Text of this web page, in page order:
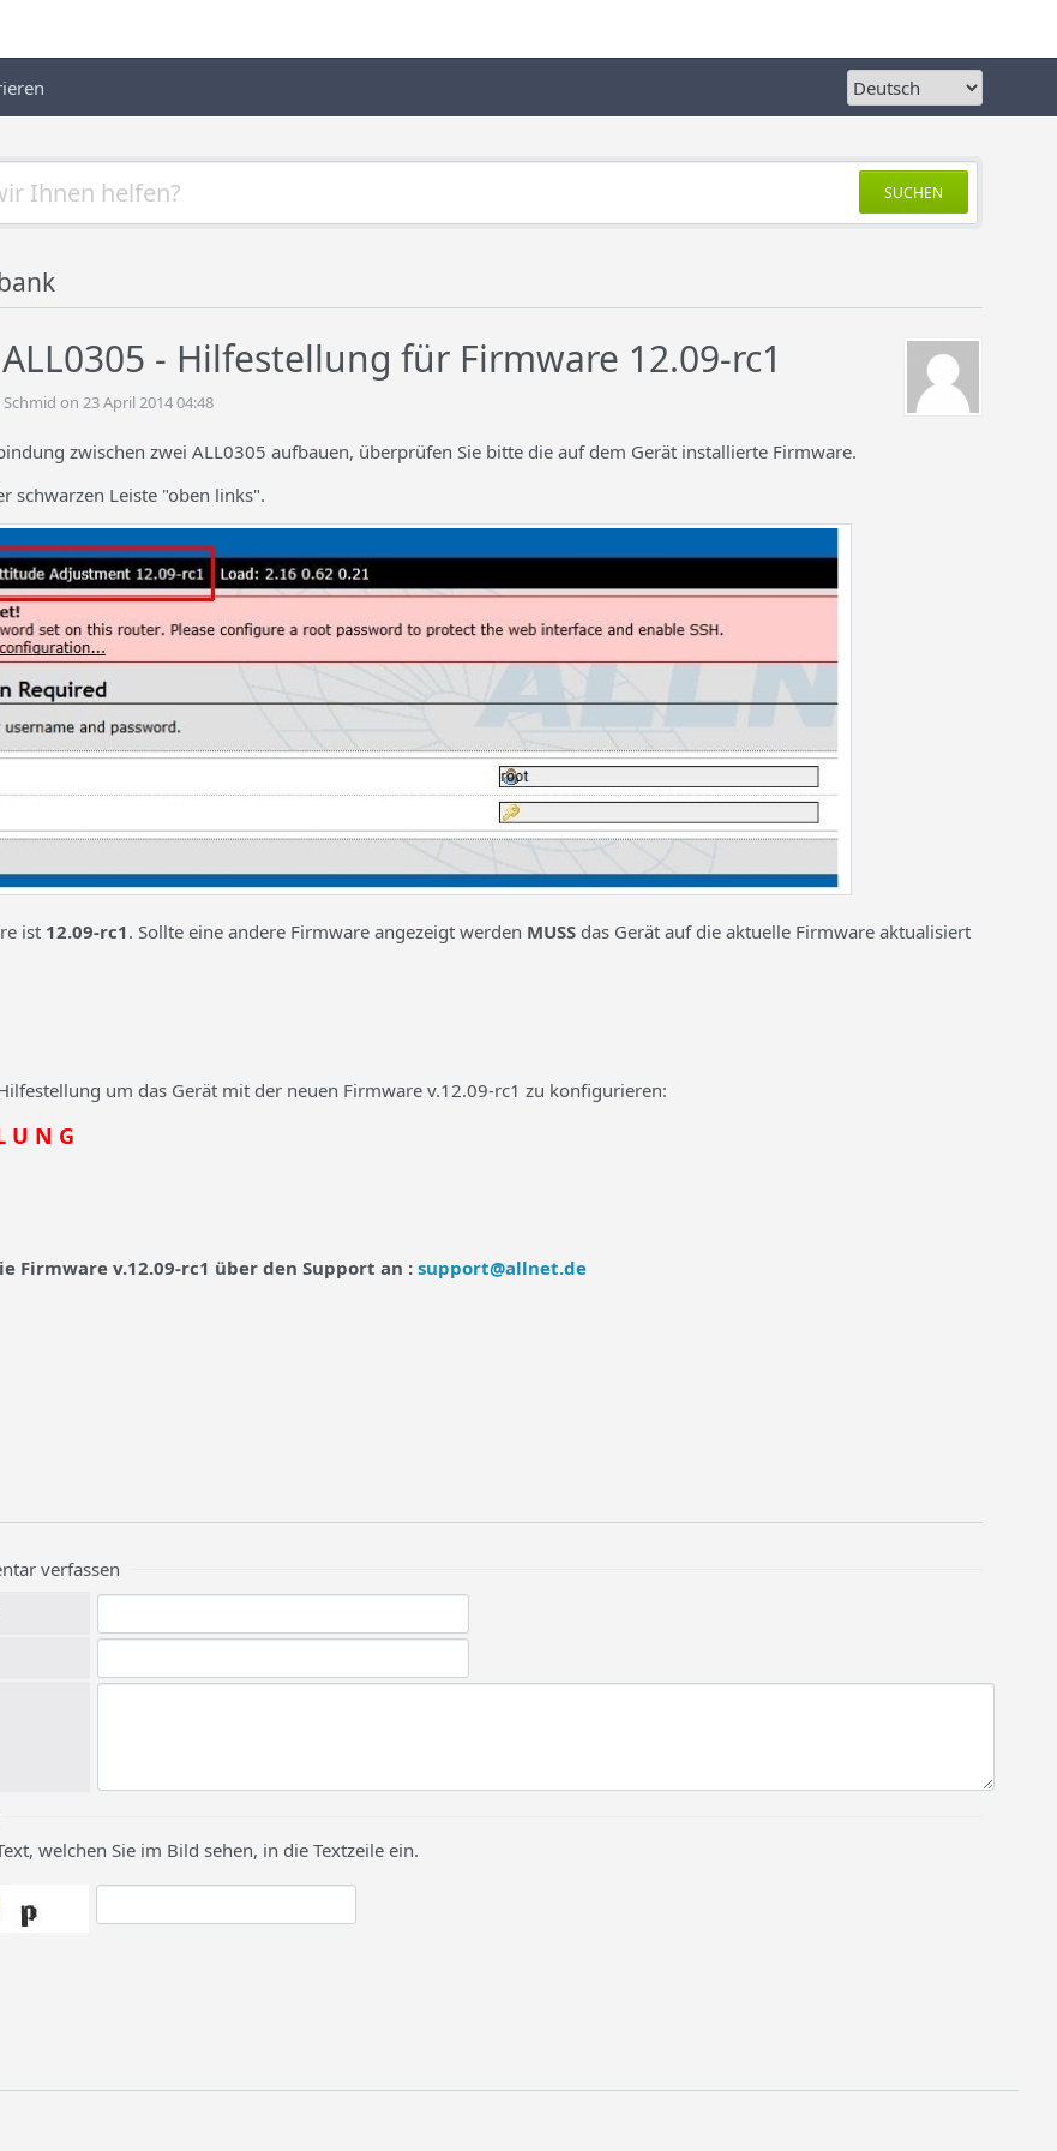
SUCHEN
- Hilfestellung für Firmware 12.09-rc1
on 23 April 2014 04:48
zwischen zwei ALL0305 aufbauen, überprüfen Sie bitte die auf dem Gerät installierte Firmware.
schwarzen Leiste "oben links".
ist 12.09-rc1. Sollte eine andere Firmware angezeigt werden MUSS das Gerät auf die aktuelle Firmware aktualisiert
um das Gerät mit der neuen Firmware v.12.09-rc1 zu konfigurieren:
U N G
Firmware v.12.09-rc1 über den Support an : support@allnet.de
verfassen
welchen Sie im Bild sehen, in die Textzeile ein.